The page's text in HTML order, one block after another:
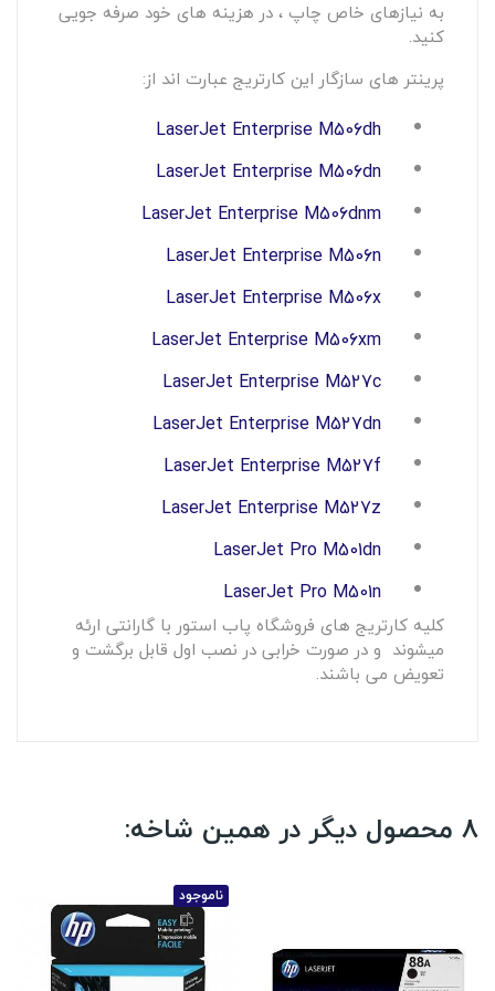
به نیازهای خاص چاپ ، در هزینه های خود صرفه جویی
کنید.
پرینتر های سازگار این کارتریج عبارت اند از:
LaserJet Enterprise M506dh
LaserJet Enterprise M506dn
LaserJet Enterprise M506dnm
LaserJet Enterprise M506n
LaserJet Enterprise M506x
LaserJet Enterprise M506xm
LaserJet Enterprise M527c
LaserJet Enterprise M527dn
LaserJet Enterprise M527f
LaserJet Enterprise M527z
LaserJet Pro M501dn
LaserJet Pro M501n
کلیه کارتریج های فروشگاه پاب استور با گارانتی ارئه
میشوند و در صورت خرابی در نصب اول قابل برگشت و
تعویض می باشند.
8 محصول دیگر در همین شاخه:
ناموجود